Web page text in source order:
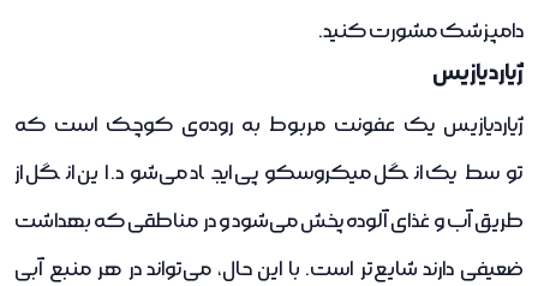
دامپزشک مشورت کنید.
ژیاردیازیس
ژیاردیازیس یک عفونت مربوط به روده‌ی کوچک است که
توسط یک انگل میکروسکوپی ایجاد می‌شود. این انگل از
طریق آب و غذای آلوده پخش می‌شود و در مناطقی که بهداشت
ضعیفی دارند شایع‌تر است. با این حال، می‌تواند در هر منبع آبی